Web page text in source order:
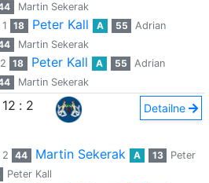
Martin Sekerak
18 Peter Kall A 55
Adrian
Martin Sekerak
18 Peter Kall A 55
Adrian
Martin Sekerak
12 : 2 Detailne
2 44 Martin Sekerak A 13
Peter
Peter Kall